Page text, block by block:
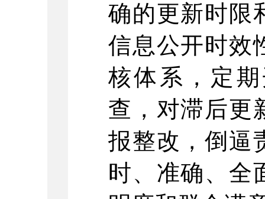
确的更新时限
信息公开时效
核体系，定
查，对滞后更
报整改，倒逼
时、准确、全